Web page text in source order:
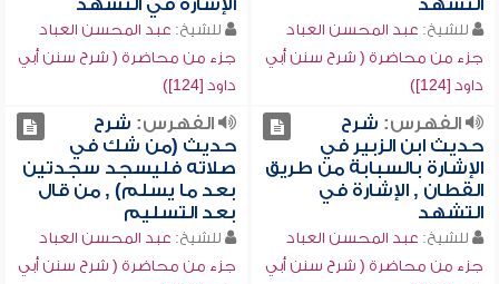
التشهد
للشيخ: عبد المحسن العباد
جزء من محاضرة ( شرح سنن أبي
داود [124])
الإشارة في التشهد
للشيخ: عبد المحسن العباد
جزء من محاضرة ( شرح سنن أبي
داود [124])
الفهرس: شرح
حديث ابن الزبير في
الإشارة بالسبابة من طريق
القطان , الإشارة في
التشهد
للشيخ: عبد المحسن العباد
جزء من محاضرة ( شرح سنن أبي
الفهرس: شرح
حديث (من شك في
صلاته فليسجد سجدتين
بعد ما يسلم) , من قال
بعد التسليم
للشيخ: عبد المحسن العباد
جزء من محاضرة ( شرح سنن أبي